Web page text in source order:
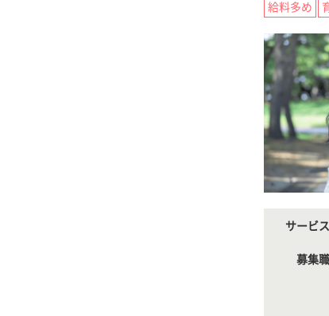
給料多め
サービ
募集